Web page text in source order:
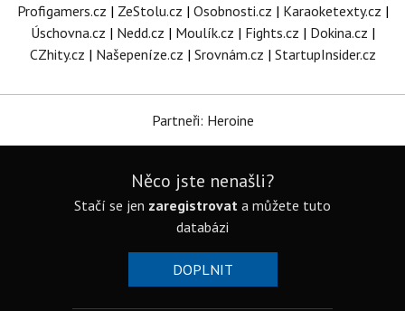
Profigamers.cz | ZeStolu.cz | Osobnosti.cz | Karaoketexty.cz |
Úschovna.cz | Nedd.cz | Moulík.cz | Fights.cz | Dokina.cz |
CZhity.cz | Našepeníze.cz | Srovnám.cz | StartupInsider.cz
Partneři: Heroine
Něco jste nenašli?
Stačí se jen zaregistrovat a můžete tuto
databázi
DOPLNIT